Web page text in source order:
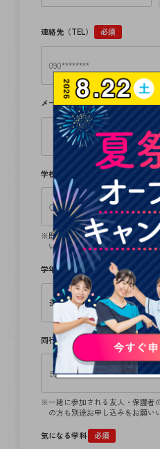
連絡先（TEL） 必須
メールアドレス 必須
学校名
既卒の方は卒業学校、留学生の
い。
学年 必須
同行者
一緒に参加される友人・保護者
の方も別途お申し込みをお願い
気になる学科
必須